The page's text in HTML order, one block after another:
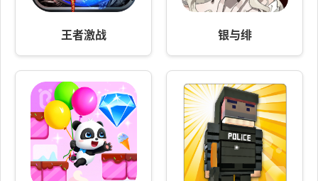
王者激战 银与绯